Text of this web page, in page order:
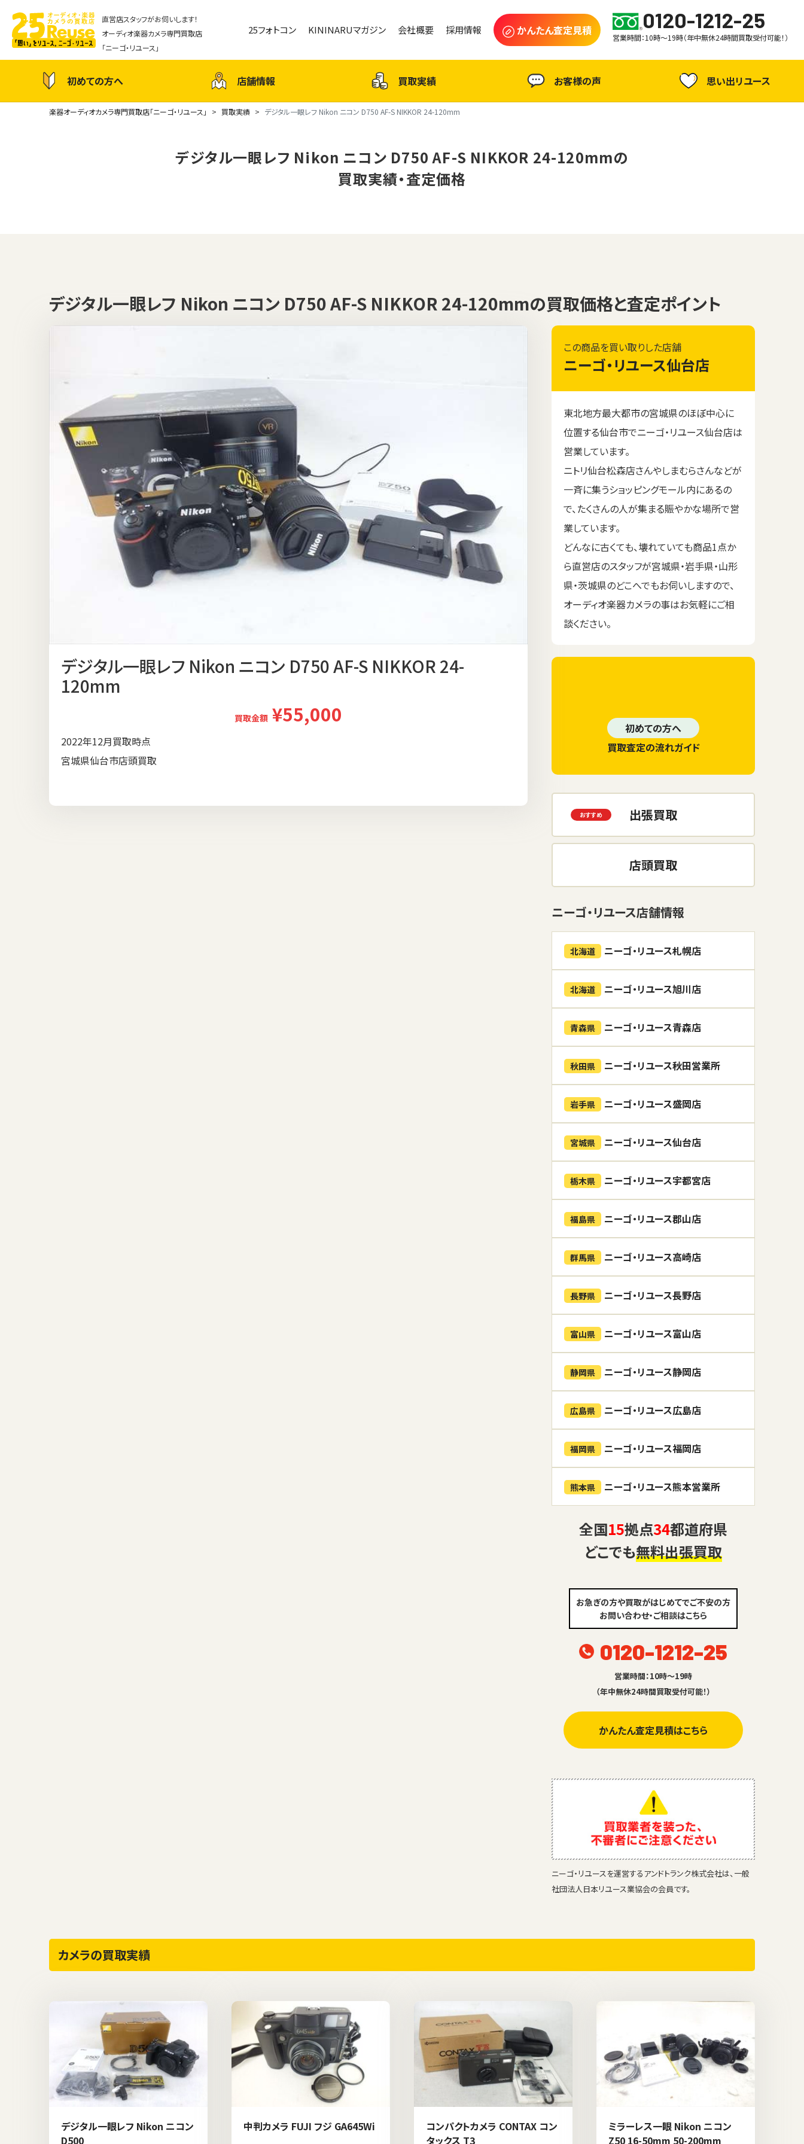
直営店スタッフがお伺いします！
オーディオ楽器カメラ専門買取店
「ニーゴ・リユース」
25フォトコン KININARUマガジン 会社概要 採用情報 かんたん査定見積 0120-1212-25
営業時間：10時～19時（年中無休24時間買取受付可能！）
初めての方へ 店舗情報 買取実績 お客様の声 思い出リユース
楽器オーディオカメラ専門買取店「ニーゴ・リユース」 買取実績 デジタル一眼レフ Nikon ニコン D750 AF-S NIKKOR 24-120mm
デジタル一眼レフ Nikon ニコン D750 AF-S NIKKOR 24-120mmの
買取実績・査定価格
デジタル一眼レフ Nikon ニコン D750 AF-S NIKKOR 24-120mmの買取価格と査定ポイント
デジタル一眼レフ Nikon ニコン D750 AF-S NIKKOR 24-
120mm
買取金額 ¥55,000
2022年12月買取時点
宮城県仙台市店頭買取
この商品を買い取りした店舗
ニーゴ・リユース仙台店
東北地方最大都市の宮城県のほぼ中心に
位置する仙台市でニーゴ・リユース仙台店は
営業しています。
ニトリ仙台松森店さんやしまむらさんなどが
一斉に集うショッピングモール内にあるの
で、たくさんの人が集まる賑やかな場所で営
業しています。
どんなに古くても、壊れていても商品1点か
ら直営店のスタッフが宮城県・岩手県・山形
県・茨城県のどこへでもお伺いしますので、
オーディオ楽器カメラの事はお気軽にご相
談ください。
初めての方へ
買取査定の流れガイド
出張買取
店頭買取
ニーゴ・リユース店舗情報
北海道 ニーゴ・リユース札幌店
北海道 ニーゴ・リユース旭川店
青森県 ニーゴ・リユース青森店
秋田県 ニーゴ・リユース秋田営業所
岩手県 ニーゴ・リユース盛岡店
宮城県 ニーゴ・リユース仙台店
栃木県 ニーゴ・リユース宇都宮店
福島県 ニーゴ・リユース郡山店
群馬県 ニーゴ・リユース高崎店
長野県 ニーゴ・リユース長野店
富山県 ニーゴ・リユース富山店
静岡県 ニーゴ・リユース静岡店
広島県 ニーゴ・リユース広島店
福岡県 ニーゴ・リユース福岡店
熊本県 ニーゴ・リユース熊本営業所
全国15拠点34都道府県
どこでも無料出張買取
お急ぎの方や買取がはじめてでご不安の方
お問い合わせ・ご相談はこちら
0120-1212-25
営業時間：10時～19時
（年中無休24時間買取受付可能！）
かんたん査定見積はこちら
ニーゴ・リユースを運営するアンドトランク株式会社は、一般
社団法人日本リユース業協会の会員です。
カメラの買取実績
デジタル一眼レフ Nikon ニコン
D500
中判カメラ FUJI フジ GA645Wi
コンパクトカメラ CONTAX コン
タックス T3
ミラーレス一眼 Nikon ニコン
Z50 16-50mm 50-200mm